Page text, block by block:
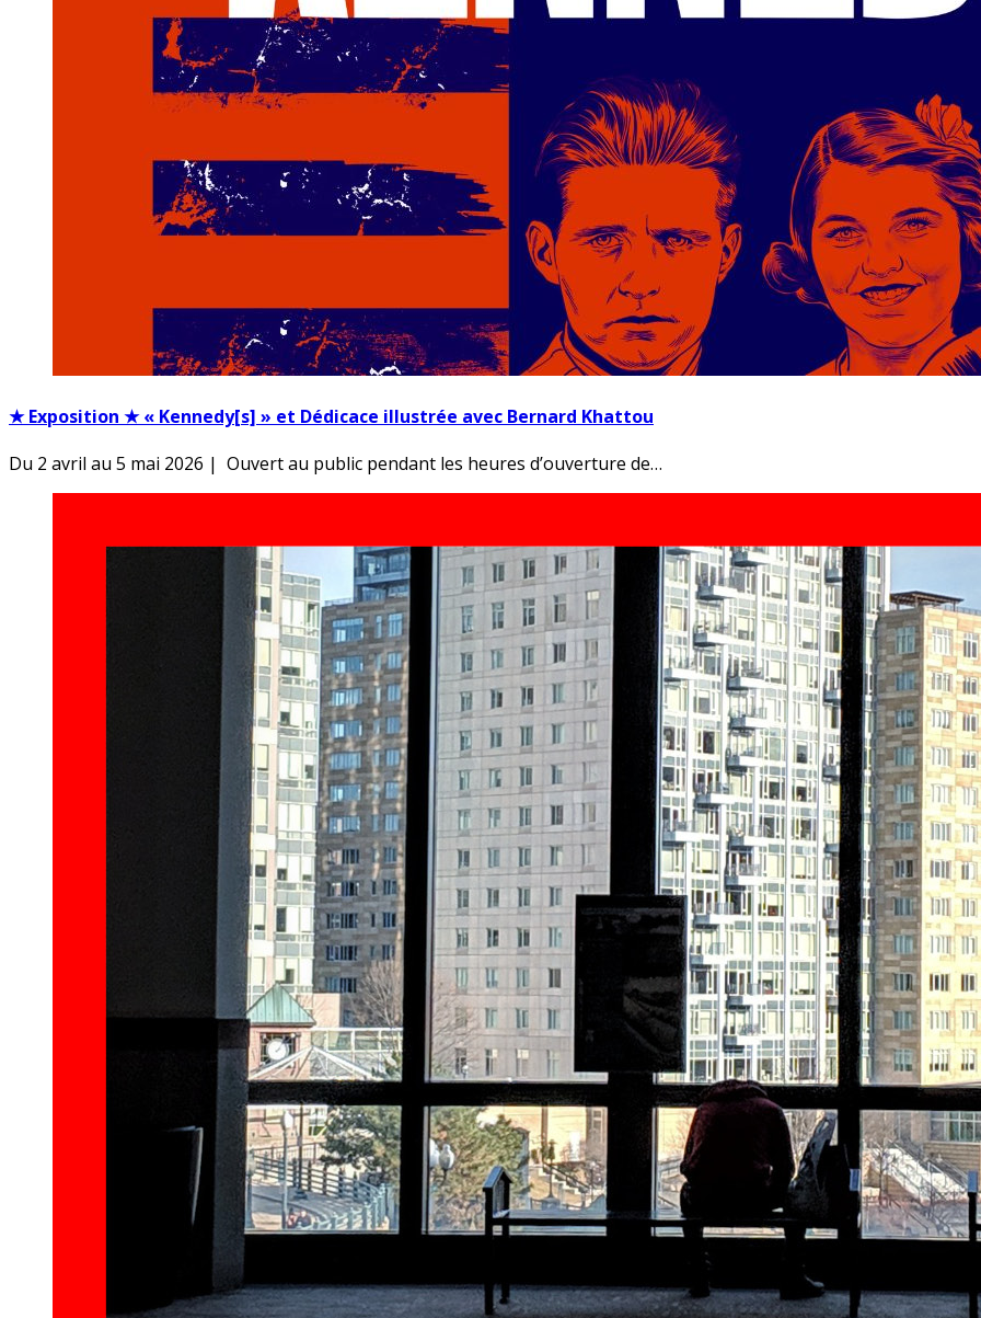
★ Exposition ★ « Kennedy[s] » et Dédicace illustrée avec Bernard Khattou
Du 2 avril au 5 mai 2026 | Ouvert au public pendant les heures d’ouverture de…